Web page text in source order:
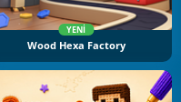
YENI
Wood Hexa Factory